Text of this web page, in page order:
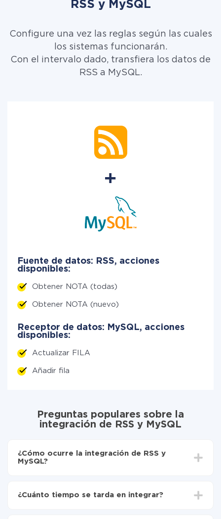
RSS y MySQL
Configure una vez las reglas según las cuales
los sistemas funcionarán.
Con el intervalo dado, transfiera los datos de
RSS a MySQL.
Fuente de datos: RSS, acciones
disponibles:
Obtener NOTA (todas)
Obtener NOTA (nuevo)
Receptor de datos: MySQL, acciones
disponibles:
Actualizar FILA
Añadir fila
Preguntas populares sobre la
integración de RSS y MySQL
¿Cómo ocurre la integración de RSS y
MySQL?
Elija qué datos transferir de RSS a MySQL
¿Cuánto tiempo se tarda en integrar?